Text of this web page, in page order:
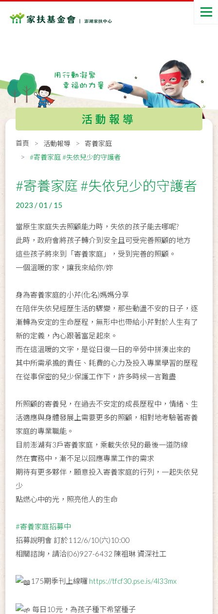
活動報導
首頁 活動報導
寄養家庭
#寄養家庭 #失依兒少的守護者
#寄養家庭 #失依兒少的守護者
2023 / 01 / 15
當原生家庭失去照顧能力時，失依的孩子能去哪呢?
此時，政府會將孩子轉介到安全且可受完善照顧的地方
這些孩子將來到「寄養家庭」，受到完善的照顧。
一個溫暖的家，讓我來給你/妳
身為寄養家庭的小芹(化名)媽媽分享
在陪伴失依兒經歷生活的驟變，那些動盪不安的日子，逐
漸轉為安定的生命歷程，無形中也帶給小芹對於人生有了
新的定義，內心跟著富足起來。
而在這溫暖的文字，是從日復一日的辛勞中拼湊出來的
其中所需承擔的責任、耗費的心力及投入專業學習的歷程
在從事保密的兒少保護工作下，許多時候一言難盡
所照顧的寄養兒，在過去不安定的成長歷程中，情緒、生
活適應與身體發展上需要更多的照顧，相對地考驗著寄養
家庭的專業職能。
目前澎湖有3戶寄養家庭，乘載失依兒的最後一道防線
然在實務中，漸不足以回應專業工作的需求
期待有更多夥伴，願意投入寄養家庭的行列，一起失依兒
少
點燃心中的光，照亮他人的生命
#寄養家庭招募中
招募說明會 訂於112/6/10(六)10:00
相關諮詢，請洽(06)927-6432 陳祖琳 資深社工
175期季刊上線囉 https://tfcf30.pse.is/4l33mx
每日10元，為孩子種下希望種子